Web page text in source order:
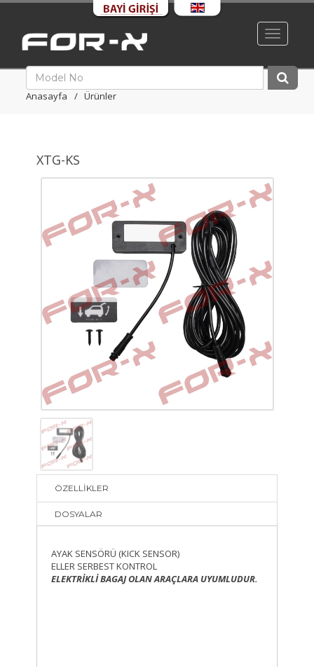
Toggle
Anasayfa Ürünler
XTG-KS
ÖZELLİKLER
DOSYALAR
AYAK SENSÖRÜ (KICK SENSOR)
ELLER SERBEST KONTROL
ELEKTRİKLİ BAGAJ OLAN ARAÇLARA UYUMLUDUR.